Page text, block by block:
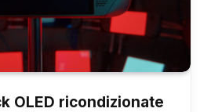
OLED ricondizionate